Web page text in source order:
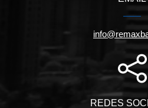
REDES